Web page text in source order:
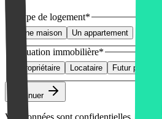
Type de logement*
Une maison Un appartement
Situation immobilière*
Propriétaire Locataire Futur
Continuer
Vos données sont confidentielles. Voir